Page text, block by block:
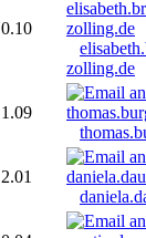
0.10
zolling.de
1.09
2.01